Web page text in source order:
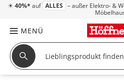
☀ 40%* auf ALLES – außer Elektro- &
MENÜ